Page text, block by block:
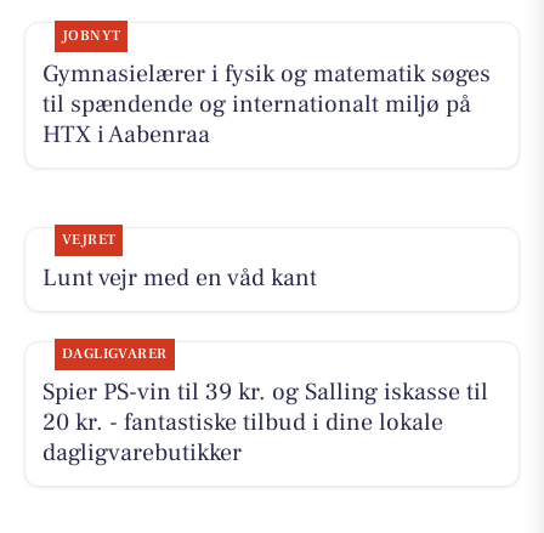
JOBNYT
Gymnasielærer i fysik og matematik søges
til spændende og internationalt miljø på
HTX i Aabenraa
VEJRET
Lunt vejr med en våd kant
DAGLIGVARER
Spier PS-vin til 39 kr. og Salling iskasse til
20 kr. - fantastiske tilbud i dine lokale
dagligvarebutikker